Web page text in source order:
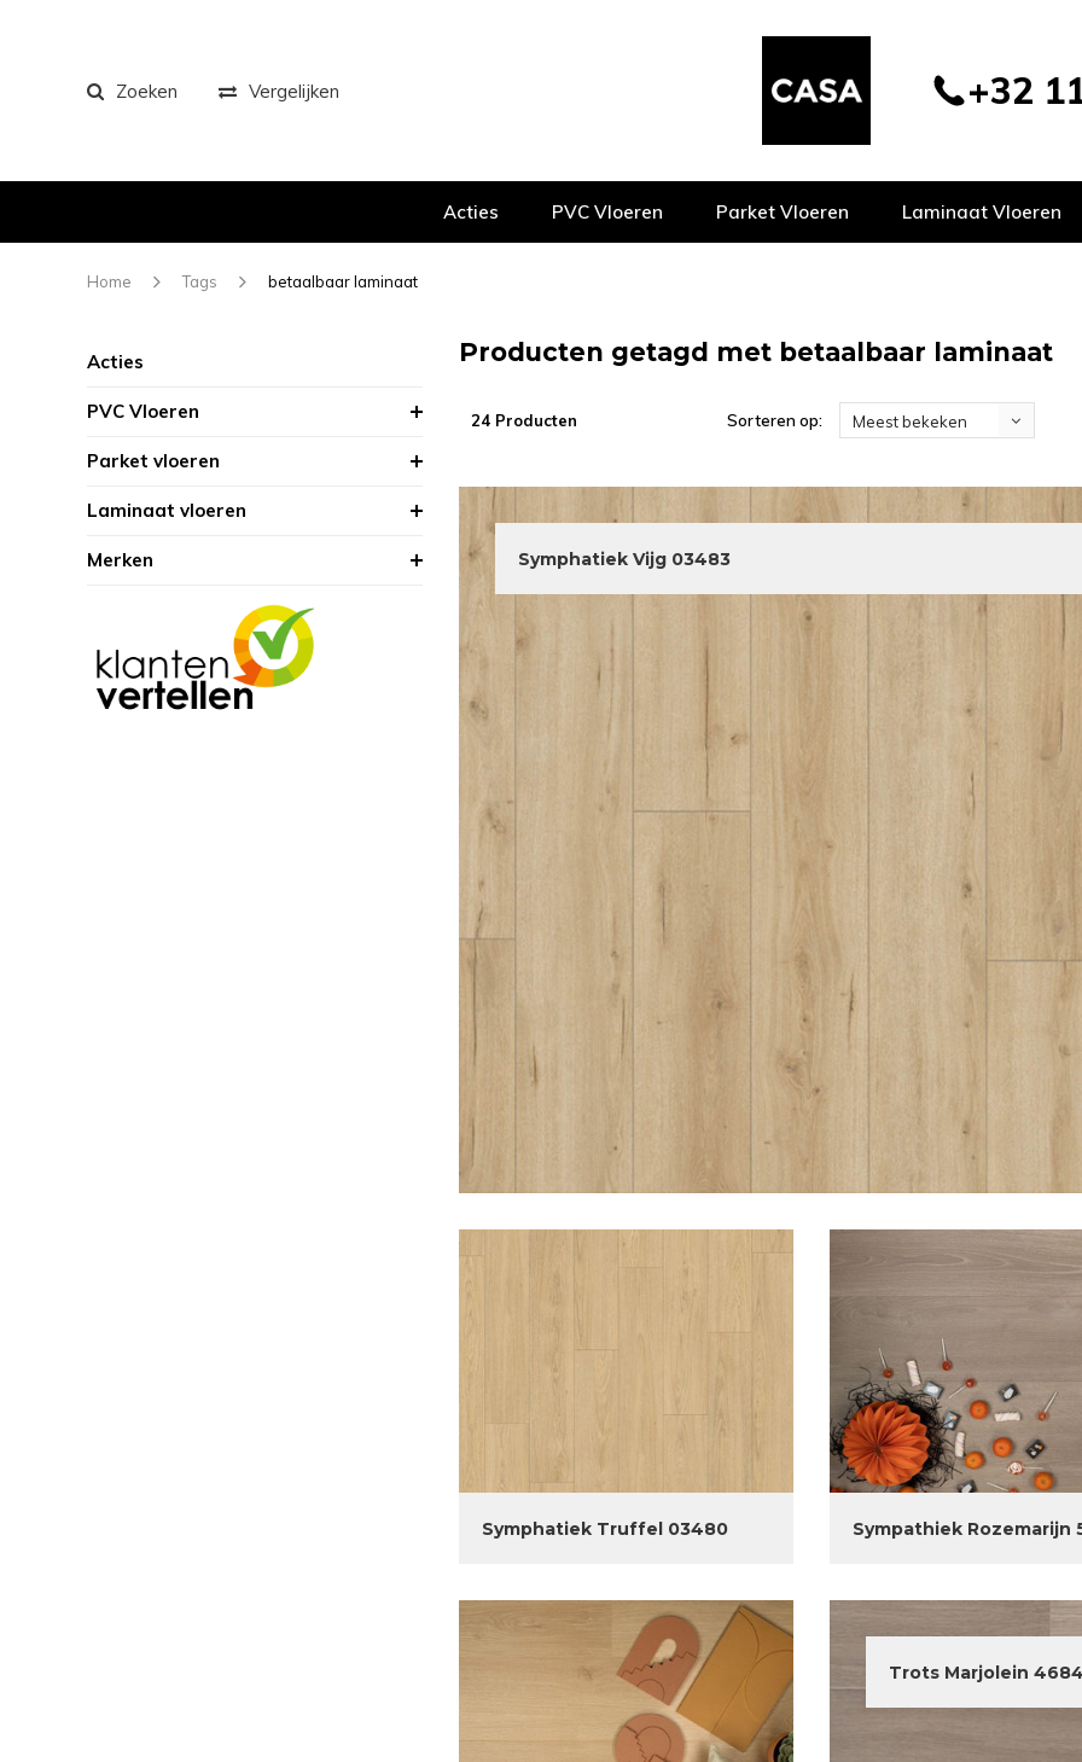
Zoeken Vergelijken +32
Acties PVC Vloeren Parket Vloeren Laminaat Vloeren
Home Tags betaalbaar laminaat
Acties
PVC Vloeren
Parket vloeren
Laminaat vloeren
Merken
Producten getagd met betaalbaar laminaat
24 Producten Sorteren op: Meest bekeken
Symphatiek Vijg 03483
Symphatiek Truffel 03480 Sympathiek Rozemarijn
Trots Marjolein